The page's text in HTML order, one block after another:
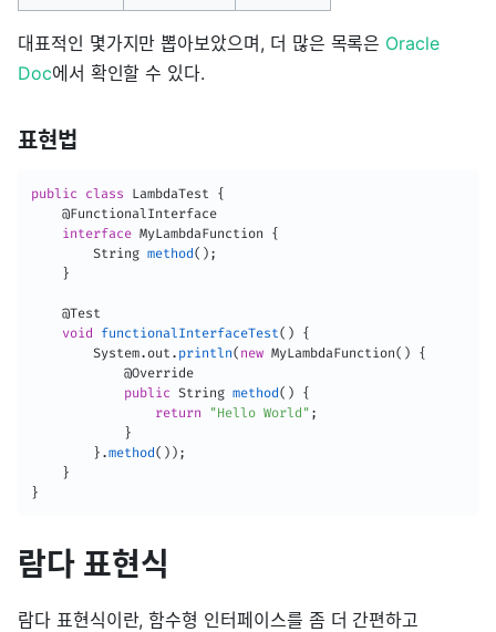
대표적인 몇가지만 뽑아보았으며, 더 많은 목록은 Oracle
Doc에서 확인할 수 있다.
표현법
public class LambdaTest
{
@FunctionalInterface
interface MyLambdaFunction
{
String method ( ) ;
}
@Test
void
functionalInterfaceTest( )
{
System. out . println( new MyLambdaFunction( )
{
@Override
public String method ( )
{
return
"Hello World" ;
}
} .method ( ) ) ;
}
}
람다 표현식
람다 표현식이란, 함수형 인터페이스를 좀 더 간편하고